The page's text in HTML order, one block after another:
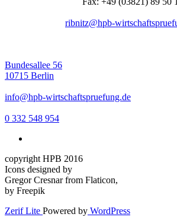
ribnitz@hpb-
Bundesallee 56
10715 Berlin
info@hpb-wirtschaftspruefung.de
0 332 548 954
copyright HPB 2016
Icons designed by
Gregor Cresnar from Flaticon,
by Freepik
Zerif Lite Powered by WordPress